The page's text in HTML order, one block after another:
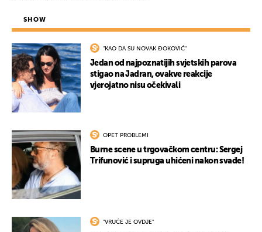
SHOW
"KAO DA SU NOVAK ĐOKOVIĆ"
Jedan od najpoznatijih svjetskih parova
stigao na Jadran, ovakve reakcije
vjerojatno nisu očekivali
OPET PROBLEMI
Burne scene u trgovačkom centru: Sergej
Trifunović i supruga uhićeni nakon svađe!
"VRUĆE JE OVDJE"